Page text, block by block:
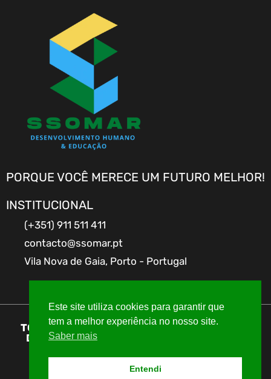
PORQUE VOCÊ MERECE UM FUTURO MELHOR!
INSTITUCIONAL
(+351) 911 511 411
contacto@ssomar.pt
Vila Nova de Gaia, Porto - Portugal
TODOS OS DIREITOS RESERVADOS A SSOMAR
DESENVOLVIMENTO HUMANO & EDUCAÇÃO
Este site utiliza cookies para garantir que
tem a melhor experiência no nosso site.
Saber mais
Entendi